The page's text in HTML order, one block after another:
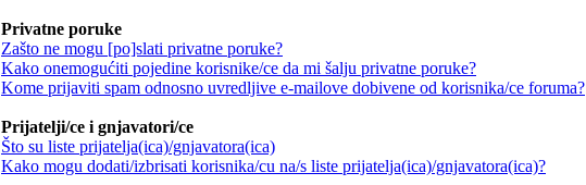
Privatne poruke
Zašto ne mogu [po]slati privatne poruke?
Kako onemogućiti pojedine korisnike/ce da mi šalju privatne poruke?
Kome prijaviti spam odnosno uvredljive e-mailove dobivene od korisnika/ce foruma?
Prijatelji/ce i gnjavatori/ce
Što su liste prijatelja(ica)/gnjavatora(ica)
Kako mogu dodati/izbrisati korisnika/cu na/s liste prijatelja(ica)/gnjavatora(ica)?